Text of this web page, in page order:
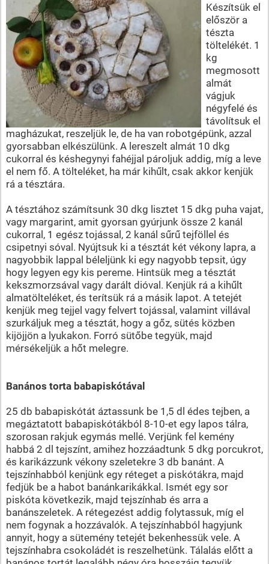
Készítsük el
először a
tészta
töltelékét. 1
kg
megmosott
almát
vágjuk
négyfelé és
távolítsuk el
magházukat, reszeljük le, de ha van robotgépünk, azzal
gyorsabban elkészülünk. A lereszelt almát 10 dkg
cukorral és késhegynyi fahéjjal pároljuk addig, míg a leve
el nem fő. A tölteléket, ha már kihűlt, csak akkor kenjük
rá a tésztára.
A tésztához számítsunk 30 dkg lisztet 15 dkg puha vajat,
vagy margarint, amit gyorsan gyúrjunk össze 2 kanál
cukorral, 1 egész tojással, 2 kanál sűrű tejföllel és
csipetnyi sóval. Nyújtsuk ki a tésztát két vékony lapra, a
nagyobbik lappal béleljünk ki egy nagyobb tepsit, úgy
hogy legyen egy kis pereme. Hintsük meg a tésztát
kekszmorzsával vagy darált dióval. Kenjük rá a kihűlt
almatölteléket, és terítsük rá a másik lapot. A tetejét
kenjük meg tejjel vagy felvert tojással, valamint villával
szurkáljuk meg a tésztát, hogy a gőz, sütés közben
kijöjjön a lyukakon. Forró sütőbe tegyük, majd
mérsékeljük a hőt melegre.
Banános torta babapiskótával
25 db babapiskótát áztassunk be 1,5 dl édes tejben, a
megáztatott babapiskótákból 8-10-et egy lapos tálra,
szorosan rakjuk egymás mellé. Verjünk fel kemény
habbá 2 dl tejszínt, amihez hozzáadtunk 5 dkg porcukrot,
és karikázzunk vékony szeletekre 3 db banánt. A
tejszínhabból kenjünk egy réteget a piskótákra, majd
fedjük be a habot banánkarikákkal. Ismét egy sor
piskóta következik, majd tejszínhab és arra a
banánszeletek. A rétegezést addig folytassuk, míg el
nem fogynak a hozzávalók. A tejszínhabból hagyjunk
annyit, hogy a sütemény tetejét bekenhessük vele. A
tejszínhabra csokoládét is reszelhetünk. Tálalás előtt a